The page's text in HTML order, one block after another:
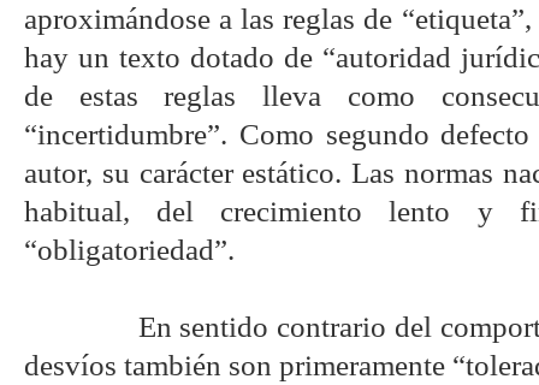
aproximándose a las reglas de
hay un texto dotado de “autoridad
de estas reglas lleva como
“incertidumbre”. Como segundo
autor, su carácter estático. Las normas
habitual, del crecimiento lento y
“obligatoriedad”.
En sentido contrario del
desvíos también son primeramente